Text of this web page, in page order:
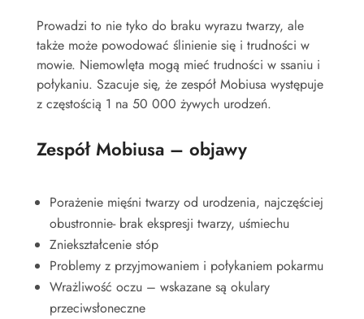
Prowadzi to nie tyko do braku wyrazu twarzy, ale
także może powodować ślinienie się i trudności w
mowie. Niemowlęta mogą mieć trudności w ssaniu i
połykaniu. Szacuje się, że zespół Mobiusa występuje
z częstością 1 na 50 000 żywych urodzeń.
Zespół Mobiusa – objawy
Porażenie mięśni twarzy od urodzenia, najczęściej
obustronnie- brak ekspresji twarzy, uśmiechu
Zniekształcenie stóp
Problemy z przyjmowaniem i połykaniem pokarmu
Wrażliwość oczu – wskazane są okulary
przeciwsłoneczne